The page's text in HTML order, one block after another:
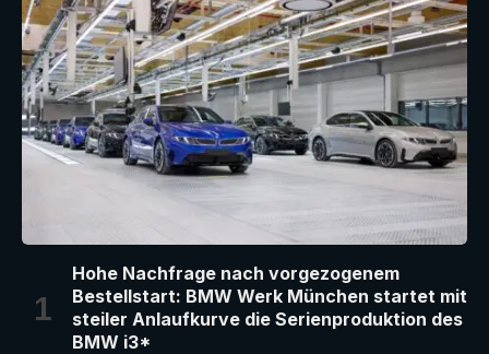
Hohe Nachfrage nach vorgezogenem
Bestellstart: BMW Werk München startet mit
steiler Anlaufkurve die Serienproduktion des
BMW i3*